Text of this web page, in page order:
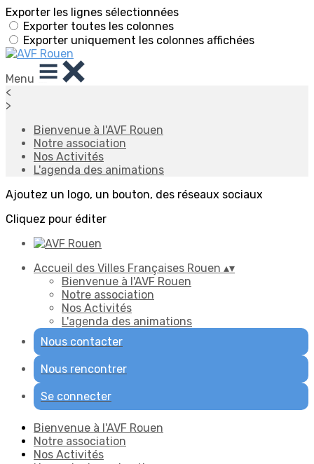
Exporter les lignes sélectionnées
Exporter toutes les colonnes
Exporter uniquement les colonnes affichées
Menu
<
>
Bienvenue à l'AVF Rouen
Notre association
Nos Activités
L'agenda des animations
Ajoutez un logo, un bouton, des réseaux sociaux
Cliquez pour éditer
Accueil des Villes Françaises Rouen ▴▾
Bienvenue à l'AVF Rouen
Notre association
Nos Activités
L'agenda des animations
Nous contacter
Nous rencontrer
Se connecter
Bienvenue à l'AVF Rouen
Notre association
Nos Activités